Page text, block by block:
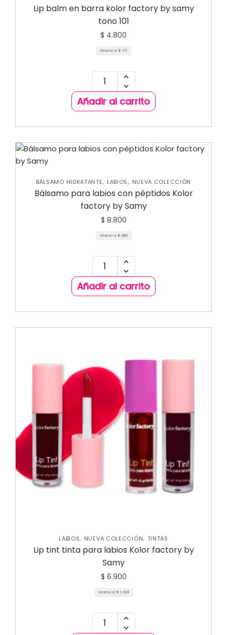
Lip balm en barra kolor factory by samy
tono 101
$ 4.800
Gramo a: $ 171
Añadir al carrito
BÁLSAMO HIDRATANTE, LABIOS, NUEVA COLECCIÓN
Bálsamo para labios con péptidos Kolor
factory by Samy
$ 8.800
Gramo a: $ 880
Añadir al carrito
LABIOS, NUEVA COLECCIÓN, TINTAS
Lip tint tinta para labios Kolor factory by
Samy
$ 6.900
Gramo a: $ 1.533